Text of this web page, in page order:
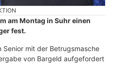
am Montag in Suhr einen
fest.
Senior mit der Betrugsmasche
von Bargeld aufgefordert